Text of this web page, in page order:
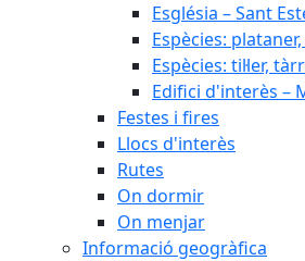
Església – Sant
Espècies:
Espècies: til·ler,
Edifici d'interès –
Festes i fires
Llocs d'interès
Rutes
On dormir
On menjar
Informació geogràfica